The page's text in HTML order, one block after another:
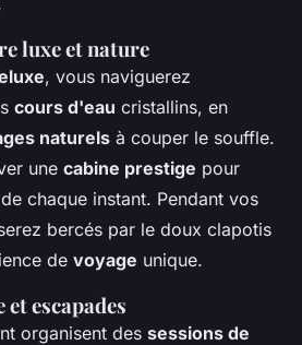
luxe et nature
, vous naviguerez
cours d'eau cristallins, en
naturels à couper le souffle.
une cabine prestige pour
chaque instant. Pendant vos
bercés par le doux clapotis
de voyage unique.
et escapades
organisent des sessions de